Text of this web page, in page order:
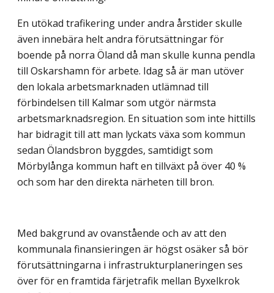
En utökad trafikering under andra årstider skulle
även innebära helt andra förutsätt­ningar för
boende på norra Öland då man skulle kunna pendla
till Oskarshamn för arbete. Idag så är man utöver
den lokala arbetsmarknaden utlämnad till
förbindelsen till Kalmar som utgör närmsta
arbetsmarknadsregion. En situation som inte hittills
har bidragit till att man lyckats växa som kommun
sedan Ölandsbron byggdes, samtidigt som
Mörbylånga kommun haft en tillväxt på över 40 %
och som har den direkta närheten till bron.
Med bakgrund av ovanstående och av att den
kommunala finansieringen är högst osäker så bör
förutsättningarna i infrastrukturplaneringen ses
över för en framtida färje­trafik mellan Byxelkrok